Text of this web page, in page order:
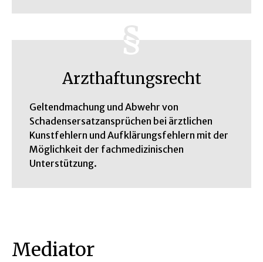
Arzthaftungsrecht
Geltendmachung und Abwehr von
Schadensersatzansprüchen bei ärztlichen
Kunstfehlern und Aufklärungsfehlern mit der
Möglichkeit der fachmedizinischen
Unterstützung.
Mediator